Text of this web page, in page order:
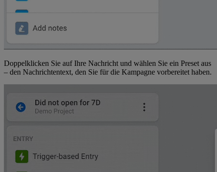
Doppelklicken Sie auf Ihre Nachricht und wählen Sie ein Preset aus
– den Nachrichtentext, den Sie für die Kampagne vorbereitet haben.